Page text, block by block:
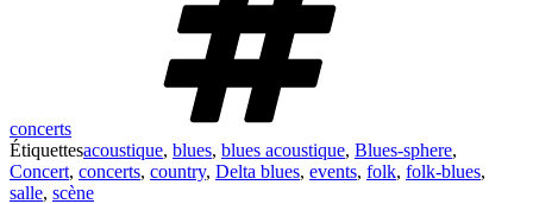
concerts
Étiquettesacoustique, blues, blues acoustique, Blues-sphere,
Concert, concerts, country, Delta blues, events, folk, folk-blues,
salle, scène